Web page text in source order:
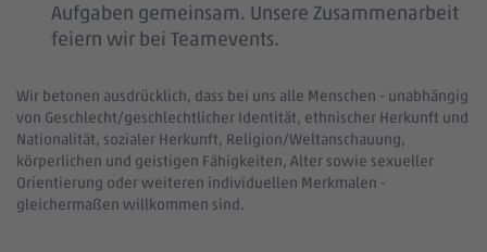
Aufgaben gemeinsam. Unsere Zusammenarbeit
feiern wir bei Teamevents.
Wir betonen ausdrücklich, dass bei uns alle Menschen - unabhängig
von Geschlecht/geschlechtlicher Identität, ethnischer Herkunft und
Nationalität, sozialer Herkunft, Religion/Weltanschauung,
körperlichen und geistigen Fähigkeiten, Alter sowie sexueller
Orientierung oder weiteren individuellen Merkmalen -
gleichermaßen willkommen sind.